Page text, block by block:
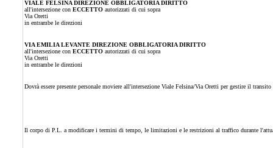
VIALE FELSINA DIREZIONE OBBLIGATORIA DIRITTO
all'intersezione con ECCETTO autorizzati di cui sopra
Via Oretti
in entrambe le direzioni
VIA EMILIA LEVANTE DIREZIONE OBBLIGATORIA DIRITTO
all'intersezione con ECCETTO autorizzati di cui sopra
Via Oretti
in entrambe le direzioni
Dovrà essere presente personale moviere all'intersezione Viale Felsina/Via Oretti per gestire il transito
Il corpo di P.L. a modificare i termini di tempo, le limitazioni e le restrizioni al traffico durante